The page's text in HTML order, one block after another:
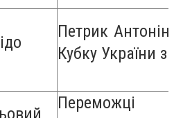
Петрик
Кубку України з